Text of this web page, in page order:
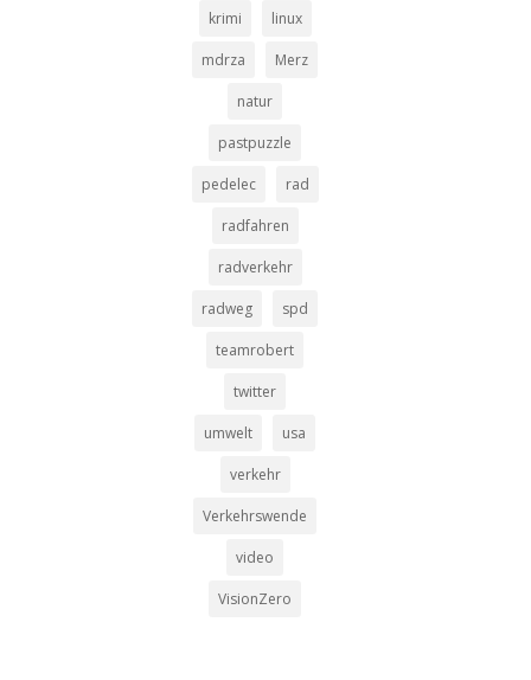
krimi linux
mdrza Merz
natur
pastpuzzle
pedelec rad
radfahren
radverkehr
radweg spd
teamrobert
twitter
umwelt usa
verkehr
Verkehrswende
video
VisionZero